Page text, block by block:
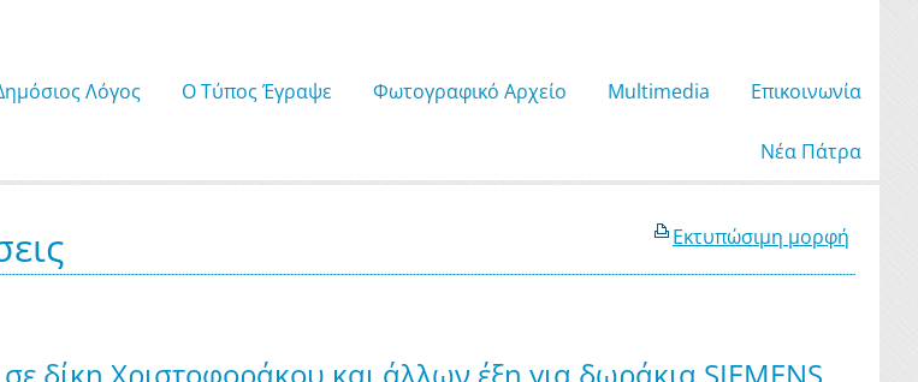
Λόγος Ο Τύπος Έγραψε Φωτογραφικό Αρχείο Μultimedia Επικοινωνία
Νέα Πάτρα
Εκτυπώσιμη μορφή